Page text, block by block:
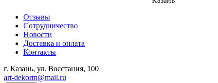
Отзывы
Сотрудничество
Новости
Доставка и оплата
Контакты
г. Казань, ул. Восстания, 100
art-dekorm@mail.ru